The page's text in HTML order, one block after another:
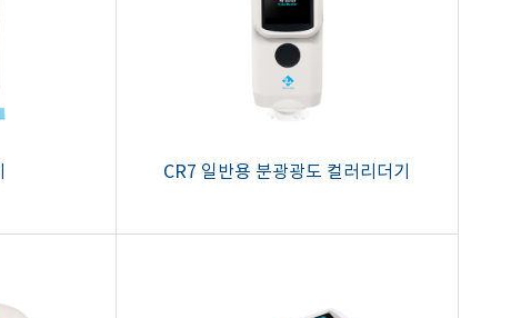
CR7 일반용 분광광도 컬러리더기